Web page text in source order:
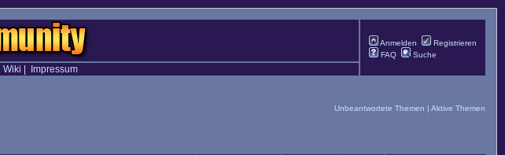
Anmelden
Registrieren
FAQ
Suche
Wiki Impressum
Unbeantwortete Themen | Aktive Themen